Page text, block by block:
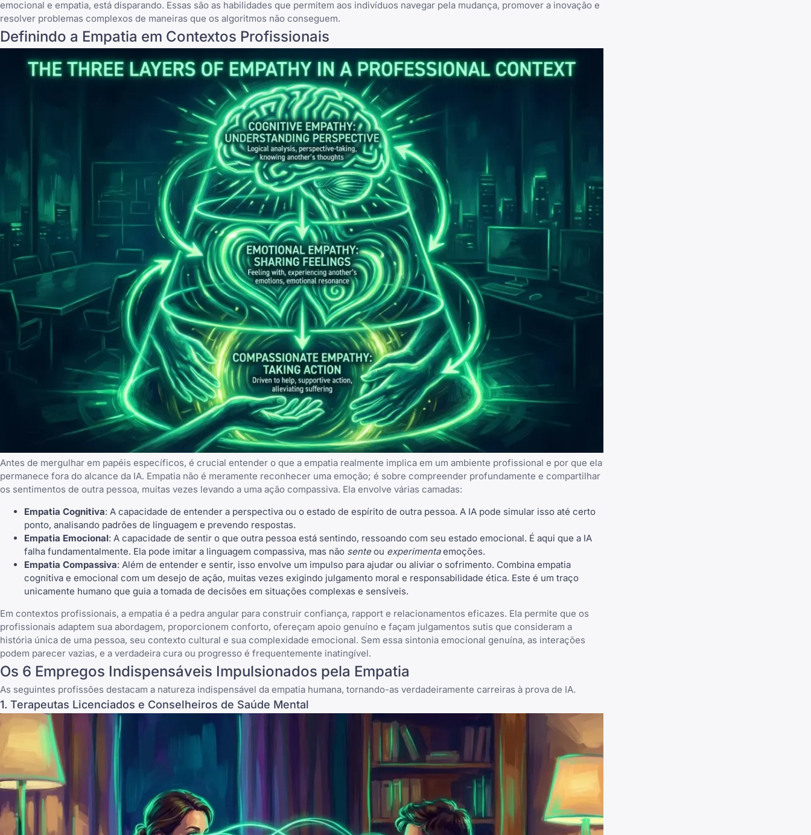
emocional e empatia, está disparando. Essas são as habilidades que permitem aos indivíduos navegar pela mudança, promover a inovação e
resolver problemas complexos de maneiras que os algoritmos não conseguem.
Definindo a Empatia em Contextos Profissionais
Antes de mergulhar em papéis específicos, é crucial entender o que a empatia realmente implica em um ambiente profissional e por que ela
permanece fora do alcance da IA. Empatia não é meramente reconhecer uma emoção; é sobre compreender profundamente e compartilhar
os sentimentos de outra pessoa, muitas vezes levando a uma ação compassiva. Ela envolve várias camadas:
Empatia Cognitiva: A capacidade de entender a perspectiva ou o estado de espírito de outra pessoa. A IA pode simular isso até certo
ponto, analisando padrões de linguagem e prevendo respostas.
Empatia Emocional: A capacidade de sentir o que outra pessoa está sentindo, ressoando com seu estado emocional. É aqui que a IA
falha fundamentalmente. Ela pode imitar a linguagem compassiva, mas não senteou experimentaemoções.
Empatia Compassiva: Além de entender e sentir, isso envolve um impulso para ajudar ou aliviar o sofrimento. Combina empatia
cognitiva e emocional com um desejo de ação, muitas vezes exigindo julgamento moral e responsabilidade ética. Este é um traço
unicamente humano que guia a tomada de decisões em situações complexas e sensíveis.
Em contextos profissionais, a empatia é a pedra angular para construir confiança, rapport e relacionamentos eficazes. Ela permite que os
profissionais adaptem sua abordagem, proporcionem conforto, ofereçam apoio genuíno e façam julgamentos sutis que consideram a
história única de uma pessoa, seu contexto cultural e sua complexidade emocional. Sem essa sintonia emocional genuína, as interações
podem parecer vazias, e a verdadeira cura ou progresso é frequentemente inatingível.
Os 6 Empregos Indispensáveis Impulsionados pela Empatia
As seguintes profissões destacam a natureza indispensável da empatia humana, tornando-as verdadeiramente carreiras à prova de IA.
1. Terapeutas Licenciados e Conselheiros de Saúde Mental